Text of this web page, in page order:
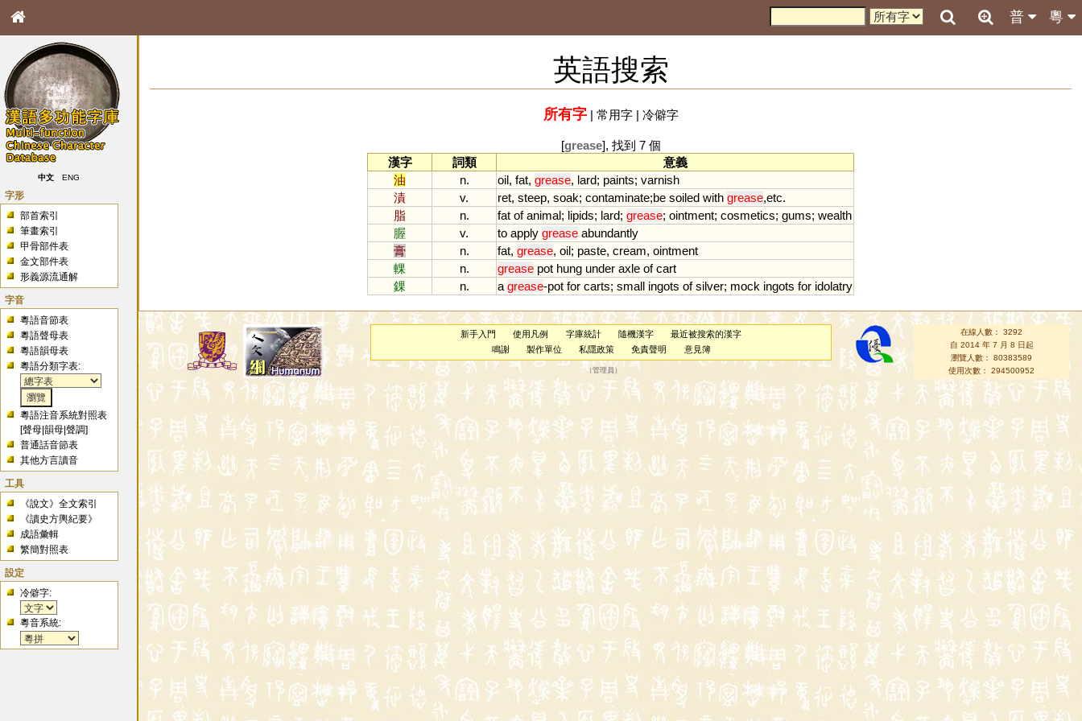
粵
普
中文 ENG
字形
部首索引
筆畫索引
甲骨部件表
金文部件表
形義源流通解
字音
粵語音節表
粵語聲母表
粵語韻母表
粵語分類字表:
粵語注音系統對照表
[聲母 |韻母 |聲調]
普通話音節表
其他方言讀音
工具
《說文》全文索引
《讀史方輿紀要》
成語彙輯
繁簡對照表
設定
冷僻字:
粵音系統:
英語搜索
所有字| 常用字| 冷僻字
[grease], 找到 7 個
漢字
詞類
意義
油
n. oil, fat, grease, lard; paints; varnish
漬
v. ret, steep, soak; contaminate;be soiled with grease,etc.
脂
n. fat of animal; lipids; lard; grease; ointment; cosmetics; gums; wealth
腛
v. to apply grease abundantly
膏
n. fat, grease, oil; paste, cream, ointment
輠
n. grease pot hung under axle of cart
錁
n. a grease-pot for carts; small ingots of silver; mock ingots for idolatry
新手入門 使用凡例 字庫統計 隨機漢字
最近被搜索的漢字
鳴謝
製作單位 私隱政策 免責聲明 意見簿
（管理員 ）
在線人數： 3292
自 2014 年 7 月 8 日起
瀏覽人數： 80383589
使用次數： 294500952